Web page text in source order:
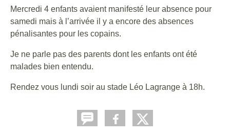
Mercredi 4 enfants avaient manifesté leur absence pour
samedi mais à l’arrivée il y a encore des absences
pénalisantes pour les copains.
Je ne parle pas des parents dont les enfants ont été
malades bien entendu.
Rendez vous lundi soir au stade Léo Lagrange à 18h.